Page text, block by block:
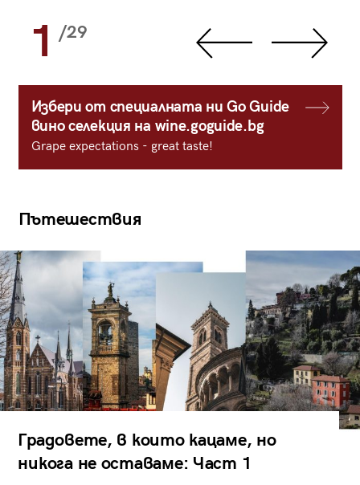
1 /29
Избери от специалната ни Go Guide
вино селекция на wine.goguide.bg
Grape expectations - great taste!
Пътешествия
Градовете, в които кацаме, но
никога не оставаме: Част 1